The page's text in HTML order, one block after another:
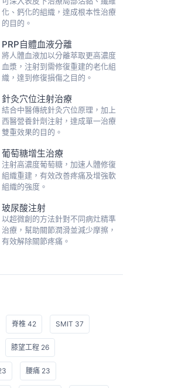
化、鈣化的組織，達成根本性治療
的目的。
PRP自體血液分離
將人體血液加以分離萃取更高濃度
血漿，注射到需修復重建的老化組
織，達到修復損傷之目的。
針灸穴位注射治療
結合中醫傳統針灸穴位原理，加上
西醫營養針劑注射，達成單一治療
雙重效果的目的。
葡萄糖增生治療
注射高濃度葡萄糖，加速人體修復
組織重建，有效改善疼痛及增強軟
組織的強度。
玻尿酸注射
以超微創的方法針對不同病灶精準
治療，幫助關節潤滑並減少摩擦，
有效解除關節疼痛。
脊椎 42 SMIT 37
膝望工程 26
腰痛 23